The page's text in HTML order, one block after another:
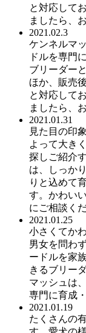
と対応して
ましたら、
2021.02.3
ケンネルマ
ドルを専門
ブリーダー
ほか、販売
と対応して
ましたら、
2021.01.31
見た目の印
よって大き
探しご紹介
は、しっか
りと込めて
す。かわい
にご相談く
2021.01.25
小さくてか
男女を問わ
ードルを家
きるブリー
マッシュは
専門に育成
2021.01.19
たくさんの